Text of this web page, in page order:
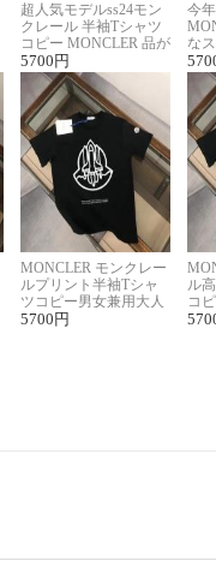
超人気モデルss24モン
クレール 半袖Tシャツ
コピー MONCLER 品が
良く見た目
5700 円
今
な
ル
MONCLER モンクレー
ルプリント半袖Tシャ
ツコピー男女兼用大人
可愛い春夏コーデ
5700 円
ル
コ
ィ